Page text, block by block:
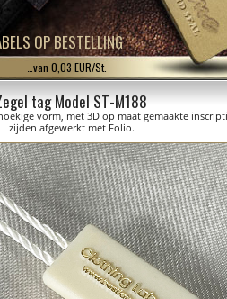
OP BESTELLING
…van 0,03 EUR/St.
tag Model ST-M188
vorm, met 3D op maat gemaakte
zijden afgewerkt met Folio.